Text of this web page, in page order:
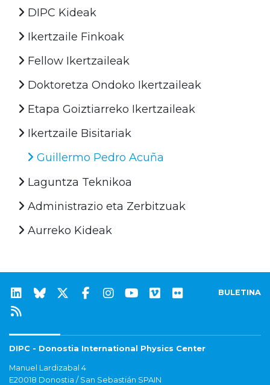
DIPC Kideak
Ikertzaile Finkoak
Fellow Ikertzaileak
Doktoretza Ondoko Ikertzaileak
Etapa Goiztiarreko Ikertzaileak
Ikertzaile Bisitariak
Guillermo Pedro Acuña
Laguntza Teknikoa
Administrazio eta Zerbitzuak
Aurreko Kideak
BULETINA
DIPC - Donostia International Physics Center
Manuel Lardizabal 4
E20018 Donostia / San Sebastián SPAIN